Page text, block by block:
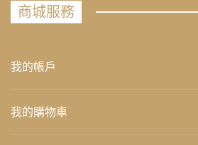
商城服務
我的帳戶
我的購物車